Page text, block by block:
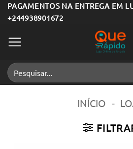
Skip
to
content
PAGAMENTOS NA ENTREGA EM
+244938901672
Pesquisar
por:
INÍCIO -